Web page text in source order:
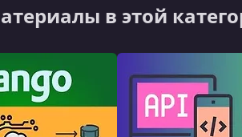
в этой